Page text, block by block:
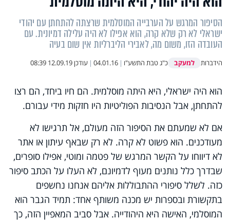
הסיפור המרגש על הערבייה המוסלמית שרצתה להתחתן עם יהודי
ישראלי לא רק שלא קרה, הוא אפילו לא היה עלילה דמיונית. עם
העובדה הזו, משום מה, לאבירי הליברליות אין שום בעיה
הידברות למעקב כ"ג טבת התשע"ו |
04.01.16
| עודכן12.09.19 08:39
הוא היה ישראלי, היא היתה מוסלמית. הם חיו ביחד, הם רצו
להתחתן, אבל הנסיבות הפוליטיות היו חזקות מידי עבורם.
אם לא שמעתם את הסיפור הזה מעולם, אל תרגישו לא
מעודכנים. הוא פשוט לא קרה. לא רק שבאף עיתון או אתר
לא דיווחו על הקשר המרגש של פטמה ומוטי, אפילו סופרים,
שבדרך כלל נותנים מעוף לדמיונם, לא העלו על הכתב סיפור
כזה. לשלל סיפורי ההתבוללות אליהם אנחנו נחשפים
בתקשורת ובספרות יש מכנה משותף אחד: תמיד הגבר הוא
המוסלמי, האישה היא היהודייה. אבל סביב המאפיין הזה, כך